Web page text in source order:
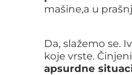
mašine,a u
Da, slažemo se.
koje vrste.
apsurdne